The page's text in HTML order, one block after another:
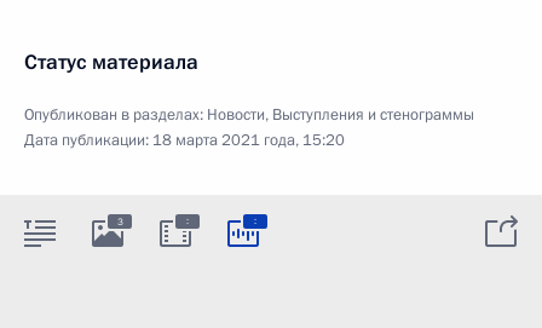
Статус материала
Опубликован в разделах: Новости, Выступления и стенограммы
Дата публикации: 18 марта 2021 года, 15:20
3 : :